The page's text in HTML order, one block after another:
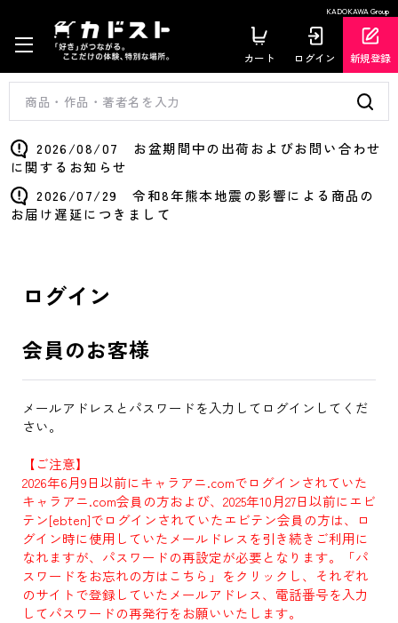
KADOKAWA Group
カート ログイン 新規登録
2026/08/07 お盆期間中の出荷およびお問い合わせ
に関するお知らせ
2026/07/29 令和8年熊本地震の影響による商品の
お届け遅延につきまして
ログイン
会員のお客様
メールアドレスとパスワードを入力してログインしてくだ
さい。
【ご注意】
2026年6月9日以前にキャラアニ.comでログインされていた
キャラアニ.com会員の方および、2025年10月27日以前にエビ
テン[ebten]でログインされていたエビテン会員の方は、ロ
グイン時に使用していたメールドレスを引き続きご利用に
なれますが、パスワードの再設定が必要となります。「パ
スワードをお忘れの方はこちら」をクリックし、それぞれ
のサイトで登録していたメールアドレス、電話番号を入力
してパスワードの再発行をお願いいたします。